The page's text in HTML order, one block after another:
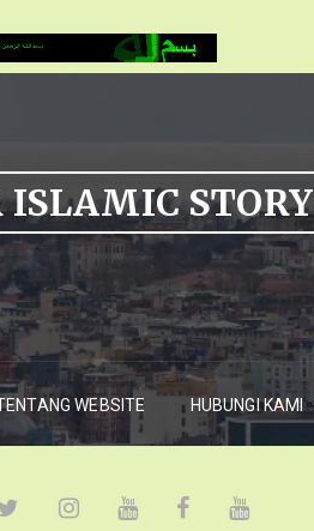
ISLAMIC STORY
WEBSITE HUBUNGI KAMI